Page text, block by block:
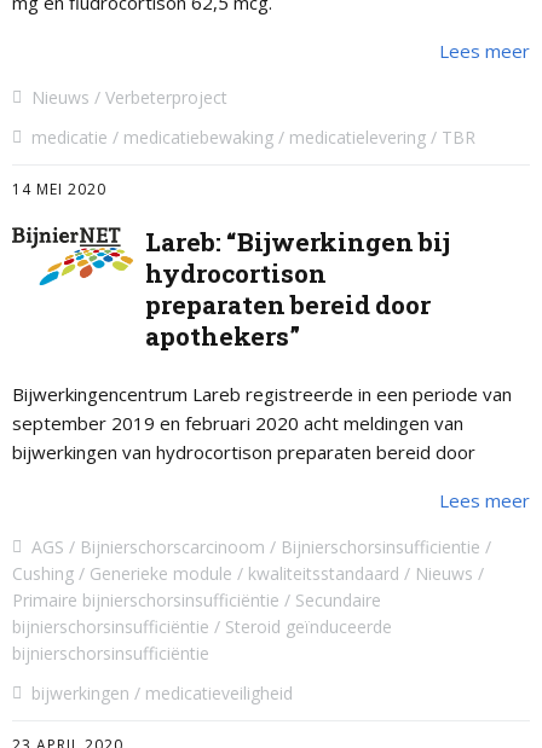
Lees meer
Nieuws
Verbeterproject
medicatie
medicatiebewaking medicatielevering TBR
14 MEI 2020
Lareb: “Bijwerkingen bij
hydrocortison
preparaten bereid door
apothekers”
Bijwerkingencentrum Lareb registreerde in een periode van
september 2019 en februari 2020 acht meldingen van
bijwerkingen van hydrocortison preparaten bereid door
Lees meer
AGS Bijnierschorscarcinoom
Bijnierschorsinsufficientie
Cushing
Generieke module kwaliteitsstandaard
Nieuws
Primaire bijnierschorsinsufficiëntie
Secundaire
bijnierschorsinsufficiëntie
Steroid geïnduceerde
bijnierschorsinsufficiëntie
bijwerkingen
medicatieveiligheid